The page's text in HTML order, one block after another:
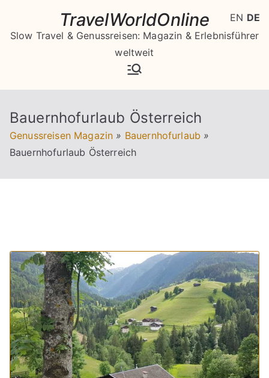
springen
TravelWorldOnline
Slow Travel & Genussreisen: Magazin & Erlebnisführer
weltweit
Bauernhofurlaub Österreich
Genussreisen Magazin » Bauernhofurlaub »
Bauernhofurlaub Österreich
EN DE